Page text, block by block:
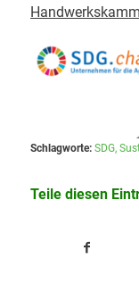
Schlagworte: SDG,
Teile diesen